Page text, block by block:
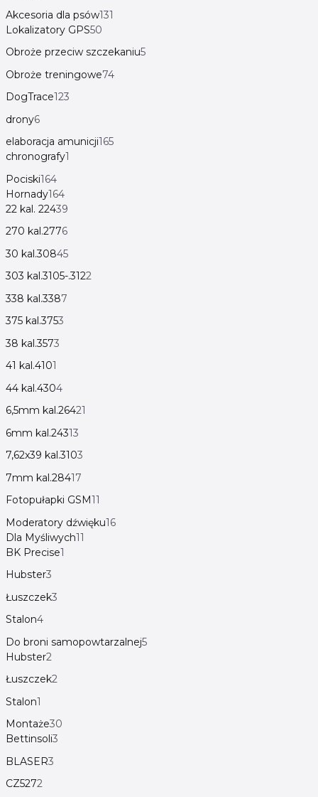
Akcesoria dla psów131
Lokalizatory GPS50
Obroże przeciw szczekaniu5
Obroże treningowe74
DogTrace123
drony6
elaboracja amunicji165
chronografy1
Pociski164
Hornady164
22 kal. 22439
270 kal.2776
30 kal.30845
303 kal.3105-.3122
338 kal.3387
375 kal.3753
38 kal.3573
41 kal.4101
44 kal.4304
6,5mm kal.26421
6mm kal.24313
7,62x39 kal.3103
7mm kal.28417
Fotopułapki GSM11
Moderatory dźwięku16
Dla Myśliwych11
BK Precise1
Hubster3
Łuszczek3
Stalon4
Do broni samopowtarzalnej5
Hubster2
Łuszczek2
Stalon1
Montaże30
Bettinsoli3
BLASER3
CZ5272